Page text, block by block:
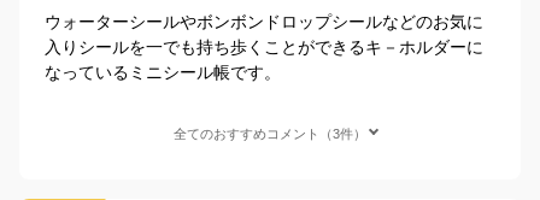
ウォーターシールやボンボンドロップシールなどのお気に
入りシールを一でも持ち歩くことができるキ－ホルダーに
なっているミニシール帳です。
全てのおすすめコメント（3件）